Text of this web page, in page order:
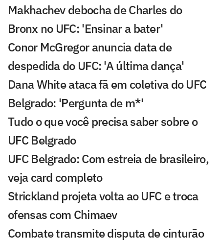
Makhachev debocha de Charles do
Bronx no UFC: 'Ensinar a bater'
Conor McGregor anuncia data de
despedida do UFC: 'A última dança'
Dana White ataca fã em coletiva do UFC
Belgrado: 'Pergunta de m*'
Tudo o que você precisa saber sobre o
UFC Belgrado
UFC Belgrado: Com estreia de brasileiro,
veja card completo
Strickland projeta volta ao UFC e troca
ofensas com Chimaev
Combate transmite disputa de cinturão